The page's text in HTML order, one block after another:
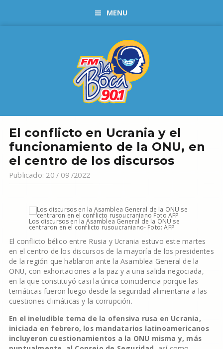
MENU
El conflicto en Ucrania y el
funcionamiento de la ONU, en
el centro de los discursos
Publicado: 20 / 09 /2022
Los discursos en la Asamblea General de la ONU se
centraron en el conflicto rusoucraniano- Foto: AFP
El conflicto bélico entre Rusia y Ucrania estuvo este martes
en el centro de los discursos de la mayoría de los presidentes
de la región que hablaron ante la Asamblea General de la
ONU, con exhortaciones a la paz y a una salida negociada,
en la que constituyó casi la única coincidencia porque las
temáticas fueron luego desde la seguridad alimentaria a las
cuestiones climáticas y la corrupción.
En el ineludible tema de la ofensiva rusa en Ucrania,
iniciada en febrero, los mandatarios latinoamericanos
incluyeron cuestionamientos a la ONU misma y, más